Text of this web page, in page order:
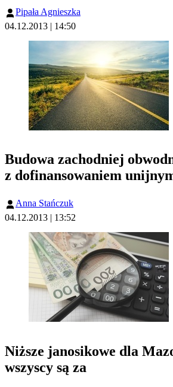
Pipała Agnieszka
04.12.2013 | 14:50
Budowa zachodniej
z dofinansowaniem
Anna Stańczuk
04.12.2013 | 13:52
Niższe janosikowe dla
wszyscy są za